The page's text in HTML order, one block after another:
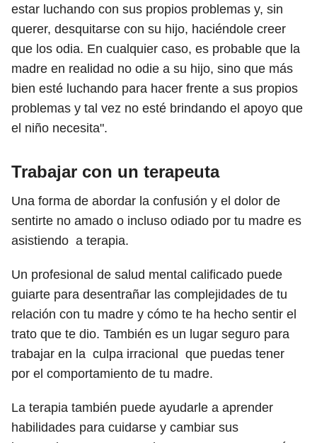
estar luchando con sus propios problemas y, sin
querer, desquitarse con su hijo, haciéndole creer
que los odia. En cualquier caso, es probable que la
madre en realidad no odie a su hijo, sino que más
bien esté luchando para hacer frente a sus propios
problemas y tal vez no esté brindando el apoyo que
el niño necesita".
Trabajar con un terapeuta
Una forma de abordar la confusión y el dolor de
sentirte no amado o incluso odiado por tu madre es
asistiendo a terapia.
Un profesional de salud mental calificado puede
guiarte para desentrañar las complejidades de tu
relación con tu madre y cómo te ha hecho sentir el
trato que te dio. También es un lugar seguro para
trabajar en la culpa irracional que puedas tener
por el comportamiento de tu madre.
La terapia también puede ayudarle a aprender
habilidades para cuidarse y cambiar sus